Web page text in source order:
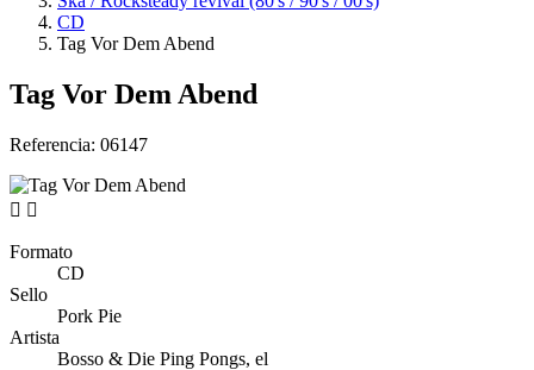
CD
Tag Vor Dem Abend
Tag Vor Dem Abend
Referencia: 06147
 
Formato
CD
Sello
Pork Pie
Artista
Bosso & Die Ping Pongs, el